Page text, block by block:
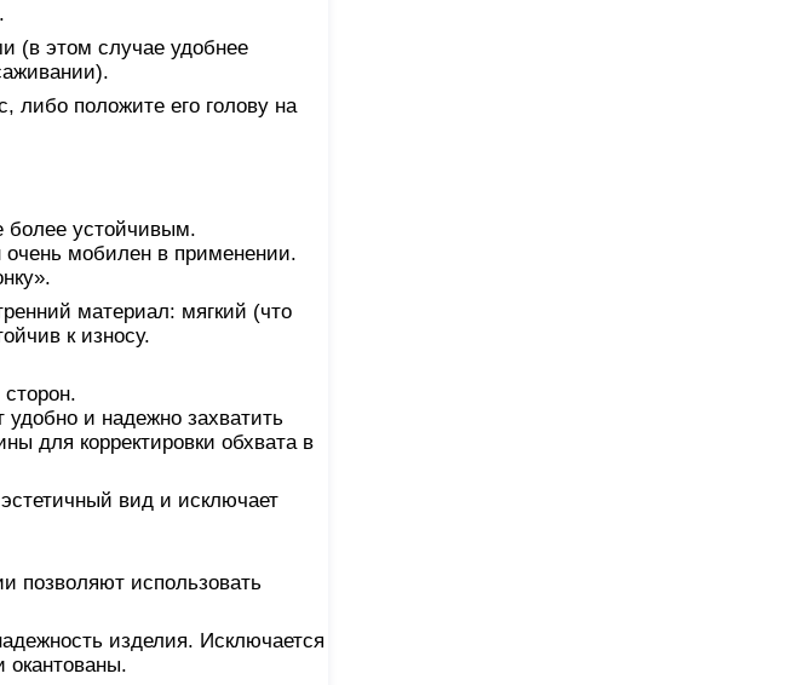
(в этом случае удобнее
либо положите его голову на
более устойчивым.
очень мобилен в применении.
материал: мягкий (что
к износу.
и надежно захватить
для корректировки обхвата в
вид и исключает
позволяют использовать
изделия. Исключается
окантованы.